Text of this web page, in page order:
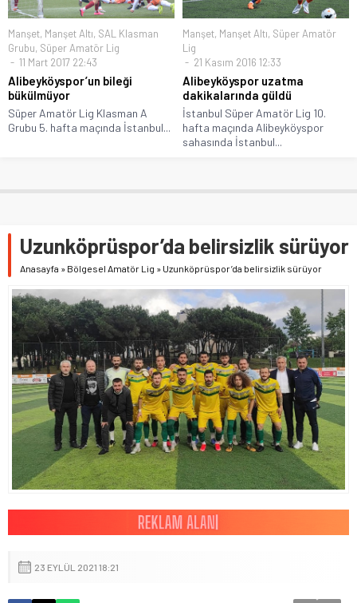
Manşet, Manşet Altı, SAL Klasman
Grubu, Süper Amatör Lig
11 Mart 2017 22:43
Alibeyköyspor’un bileği
bükülmüyor
Süper Amatör Lig Klasman A
Grubu 5. hafta maçında İstanbul...
Manşet, Manşet Altı, Süper Amatör
Lig
21 Kasım 2016 12:33
Alibeyköyspor uzatma
dakikalarında güldü
İstanbul Süper Amatör Lig 10.
hafta maçında Alibeyköyspor
sahasında İstanbul...
Uzunköprüspor’da belirsizlik sürüyor
Anasayfa » Bölgesel Amatör Lig » Uzunköprüspor’da belirsizlik sürüyor
23 EYLÜL 2021 18:21